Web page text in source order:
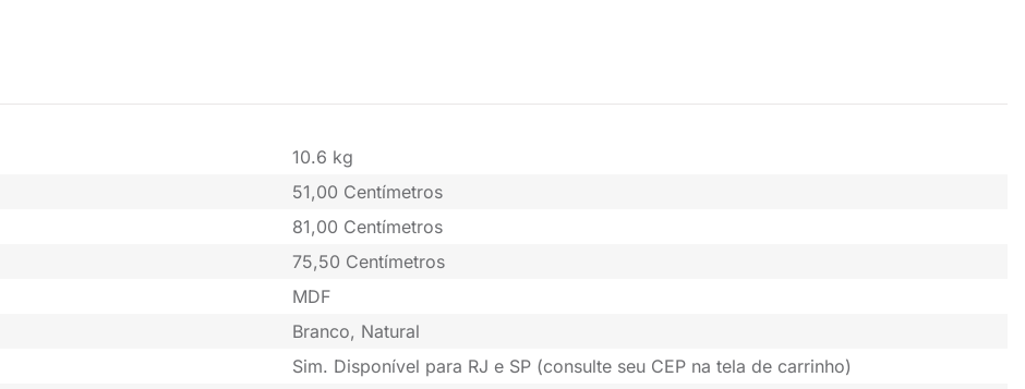
10.6 kg
51,00 Centímetros
81,00 Centímetros
75,50 Centímetros
MDF
Branco, Natural
Sim. Disponível para RJ e SP (consulte seu CEP na tela de carrinho)